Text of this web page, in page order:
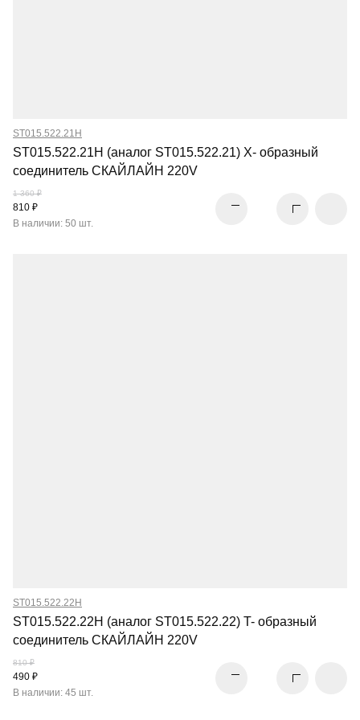
ST015.522.21H
ST015.522.21H (аналог ST015.522.21) X- образный
соединитель СКАЙЛАЙН 220V
1 360 ₽
810 ₽
В наличии: 50 шт.
ST015.522.22H
ST015.522.22H (аналог ST015.522.22) T- образный
соединитель СКАЙЛАЙН 220V
810 ₽
490 ₽
В наличии: 45 шт.